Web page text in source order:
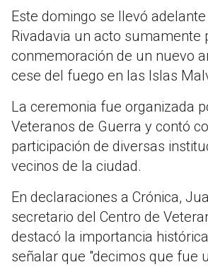
Este domingo se llevó
Rivadavia un acto sumamente
conmemoración de un nuevo
cese del fuego en las Islas
La ceremonia fue organizada
Veteranos de Guerra y contó
participación de diversas
vecinos de la ciudad.
En declaraciones a Crónica,
secretario del Centro de
destacó la importancia
señalar que "decimos que fue